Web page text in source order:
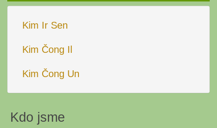
Kim Ir Sen
Kim Čong Il
Kim Čong Un
Kdo jsme